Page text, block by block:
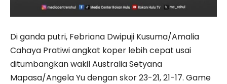
Di ganda putri, Febriana Dwipuji Kusuma/Amalia
Cahaya Pratiwi angkat koper lebih cepat usai
ditumbangkan wakil Australia Setyana
Mapasa/Angela Yu dengan skor 23-21, 21-17. Game